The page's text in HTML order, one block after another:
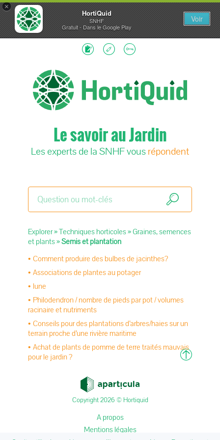
×
HortiQuid
SNHF
Gratuit - Dans le Google Play
Voir
Le savoir au Jardin
Les experts de la SNHF vousrépondent
Explorer»Techniques horticoles»Graines, semences
et plants»Semis et plantation
Comment produire des bulbes de jacinthes?
Associations de plantes au potager
lune
Philodendron / nombre de pieds par pot / volumes
racinaire et nutriments
Conseils pour des plantations d’arbres/haies sur un
terrain proche d’une rivière maritime
Achat de plants de pomme de terre traités mauvais
pour le jardin ?
Copyright 2026 © Hortiquid
A propos
Mentions légales